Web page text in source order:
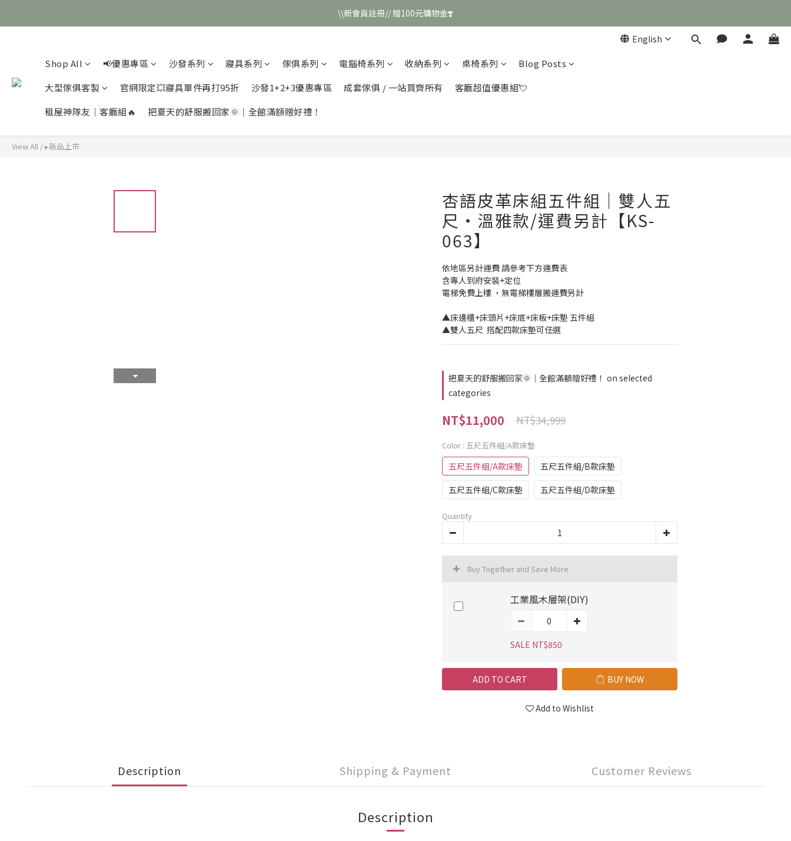
\\新會員註冊// 贈100元購物金❣️
\\新會員註冊// 贈100元購物金❣️
\\新會員註冊// 贈100元購物金❣️
English
Shop All 📢優惠專區 沙發系列 寢具系列 傢俱系列 電腦椅系列 收納系列 桌椅系列
Blog Posts
大型傢俱客製
官網限定💥寢具單件再打95折 沙發1+2+3優惠專區 成套傢俱 / 一站買齊所有
客廳超值優惠組💘
租屋神隊友｜客廳組🔥
把夏天的舒服搬回家🌞｜全館滿額贈好禮！
View All /▸新品上市
杏語皮革床組五件組｜雙人五
尺・溫雅款/運費另計【KS-
063】
依地區另計運費 請參考下方運費表
含專人到府安裝+定位
電梯免費上樓 ，無電梯樓層搬運費另計
▲床邊櫃+床頭片+床底+床板+床墊 五件組
▲雙人五尺  搭配四款床墊可任選
把夏天的舒服搬回家🌞｜全館滿額贈好禮！ on selected
categories
NT$11,000 NT$34,999
Color : 五尺五件組/A款床墊
五尺五件組/A款床墊
五尺五件組/B款床墊
五尺五件組/C款床墊
五尺五件組/D款床墊
Quantity
Buy Together and Save More
工業風木層架(DIY)
SALE NT$850
ADD TO CART BUY NOW
Add to Wishlist
Description Shipping & Payment Customer Reviews
Description